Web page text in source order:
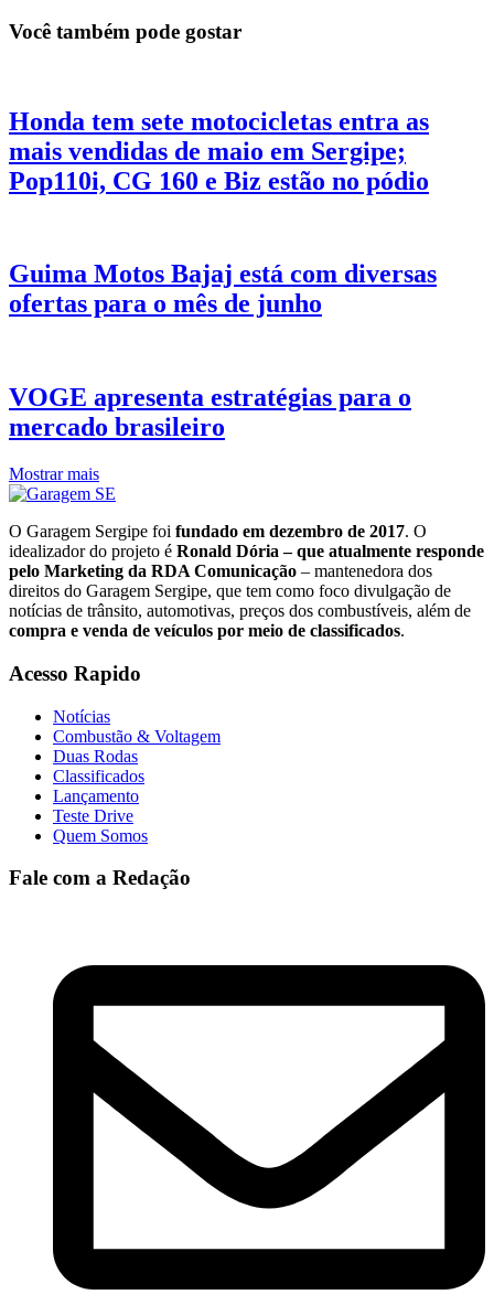
Você também pode gostar
Honda tem sete motocicletas entra as
mais vendidas de maio em Sergipe;
Pop110i, CG 160 e Biz estão no pódio
Guima Motos Bajaj está com diversas
ofertas para o mês de junho
VOGE apresenta estratégias para o
mercado brasileiro
Mostrar mais
O Garagem Sergipe foi fundado em dezembro de 2017. O
idealizador do projeto é Ronald Dória – que atualmente responde
pelo Marketing da RDA Comunicação – mantenedora dos
direitos do Garagem Sergipe, que tem como foco divulgação de
notícias de trânsito, automotivas, preços dos combustíveis, além de
compra e venda de veículos por meio de classificados.
Acesso Rapido
Notícias
Combustão & Voltagem
Duas Rodas
Classificados
Lançamento
Teste Drive
Quem Somos
Fale com a Redação